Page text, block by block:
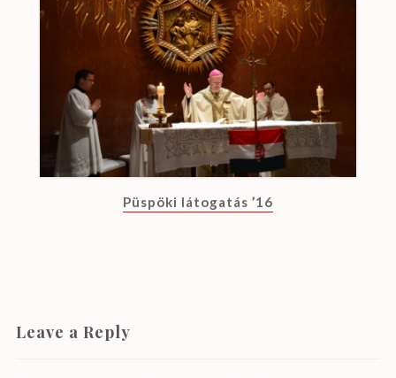
Püspöki látogatás ’16
Leave a Reply